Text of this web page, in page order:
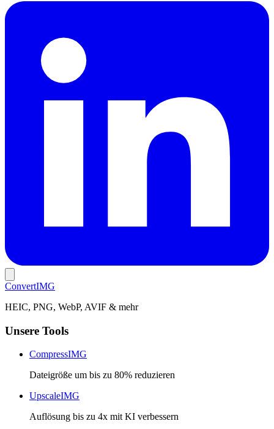
ConvertIMG
HEIC, PNG, WebP, AVIF & mehr
Unsere Tools
CompressIMG
Dateigröße um bis zu 80% reduzieren
UpscaleIMG
Auflösung bis zu 4x mit KI verbessern